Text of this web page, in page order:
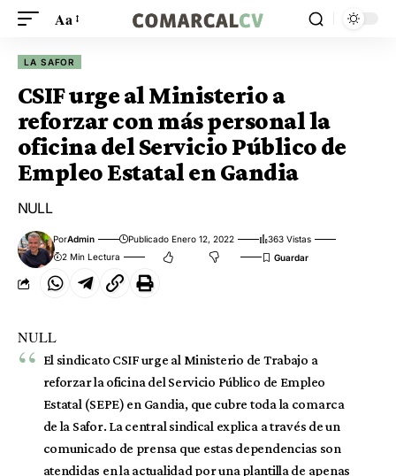
Aa
LA SAFOR
CSIF urge al Ministerio a
reforzar con más personal la
oficina del Servicio Público de
Empleo Estatal en Gandia
NULL
PorAdmin Publicado Enero 12, 2022
363 Vistas
2 Min Lectura
NULL
El sindicato CSIF urge al Ministerio de Trabajo a
reforzar la oficina del Servicio Público de Empleo
Estatal (SEPE) en Gandia, que cubre toda la comarca
de la Safor. La central sindical explica a través de un
comunicado de prensa que estas dependencias son
atendidas en la actualidad por una plantilla de apenas